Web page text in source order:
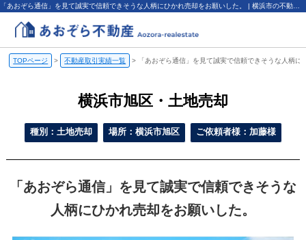
TOPページ > 不動産取引実績一覧 > 「あおぞら通信」を見て誠実で信頼できそうな人柄
横浜市旭区・土地売却
種別：土地売却 場所：横浜市旭区 ご依頼者様：加藤様
「あおぞら通信」を見て誠実で信頼できそうな
人柄にひかれ売却をお願いした。